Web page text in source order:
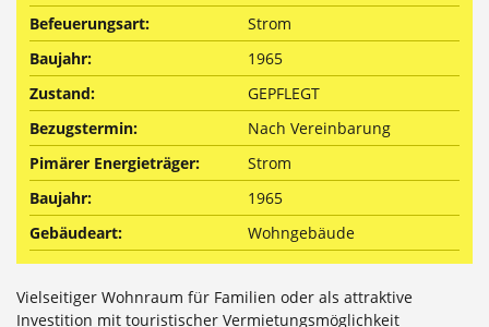
Befeuerungsart:
Strom
Baujahr:
1965
Zustand:
GEPFLEGT
Bezugstermin:
Nach Vereinbarung
Pimärer Energieträger:
Strom
Baujahr:
1965
Gebäudeart:
Wohngebäude
Vielseitiger Wohnraum für Familien oder als attraktive
Investition mit touristischer Vermietungsmöglichkeit